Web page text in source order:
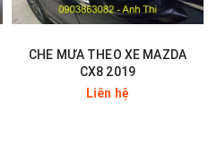
CHE MƯA THEO XE MAZDA
CX8 2019
Liên hệ